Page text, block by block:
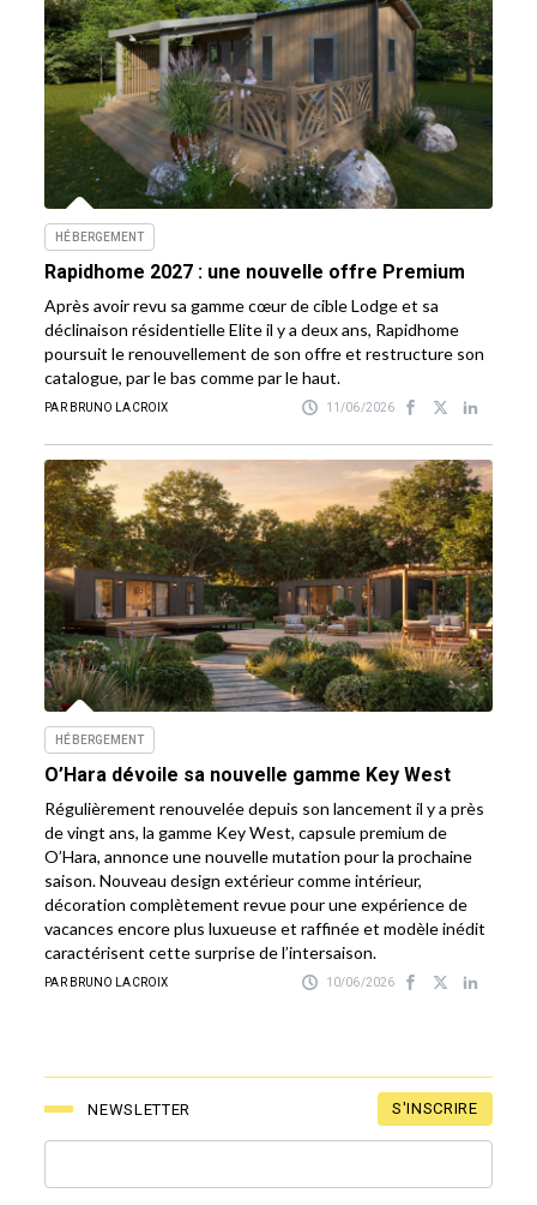
HÉBERGEMENT
Rapidhome 2027 : une nouvelle offre Premium
Après avoir revu sa gamme cœur de cible Lodge et sa
déclinaison résidentielle Elite il y a deux ans, Rapidhome
poursuit le renouvellement de son offre et restructure son
catalogue, par le bas comme par le haut.
PAR BRUNO LACROIX 11/06/2026
HÉBERGEMENT
O’Hara dévoile sa nouvelle gamme Key West
Régulièrement renouvelée depuis son lancement il y a près
de vingt ans, la gamme Key West, capsule premium de
O’Hara, annonce une nouvelle mutation pour la prochaine
saison. Nouveau design extérieur comme intérieur,
décoration complètement revue pour une expérience de
vacances encore plus luxueuse et raffinée et modèle inédit
caractérisent cette surprise de l’intersaison.
PAR BRUNO LACROIX 10/06/2026
NEWSLETTER S'INSCRIRE